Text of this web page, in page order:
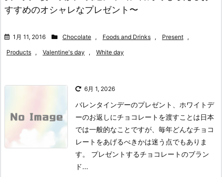
すすめのオシャレなプレゼント〜
1月 11, 2016 Chocolate , Foods and Drinks , Present ,
Products , Valentine's day , White day
6月 1, 2026
バレンタインデーのプレゼント、ホワイトデ
ーのお返しにチョコレートを渡すことは日本
では一般的なことですが、毎年どんなチョコ
レートをあげるべきかは迷う点でもありま
す。 プレゼントするチョコレートのブラン
ド...